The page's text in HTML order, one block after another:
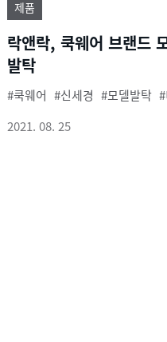
제품
락앤락, 쿡웨어 브랜드
발탁
쿡웨어 신세경 모델발탁
2021. 08. 25